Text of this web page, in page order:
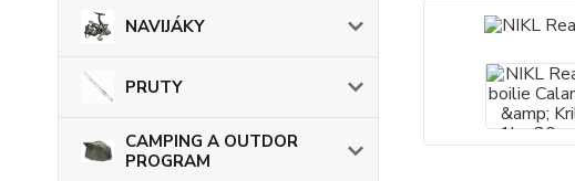
NAVIJÁKY
PRUTY
CAMPING A OUTDOR
PROGRAM